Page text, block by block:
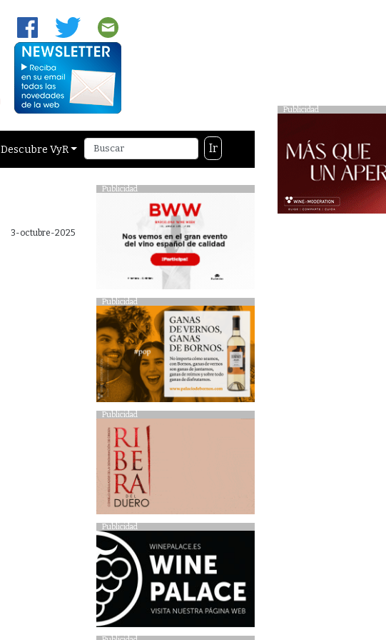
Publicidad
Descubre VyR Ir
3-octubre-2025
Publicidad
Publicidad
Publicidad
Publicidad